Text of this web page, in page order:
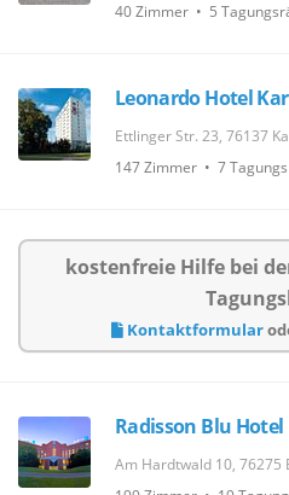
40 Zimmer • 5
Leonardo Hotel
Ettlinger Str. 23, 76137
147 Zimmer • 7
kostenfreie Hilfe bei
Kontaktformular
Radisson Blu
Am Hardtwald 10, 76275